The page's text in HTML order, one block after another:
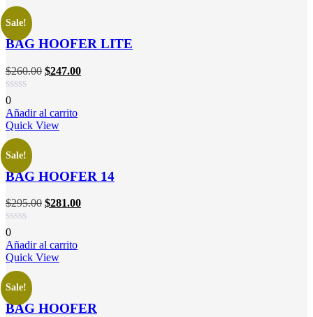
Sale!
BAG HOOFER LITE
$260.00 $247.00
0
Añadir al carrito
Quick View
Sale!
BAG HOOFER 14
$295.00 $281.00
0
Añadir al carrito
Quick View
Sale!
BAG HOOFER